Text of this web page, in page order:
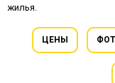
жилья.
ЦЕНЫ